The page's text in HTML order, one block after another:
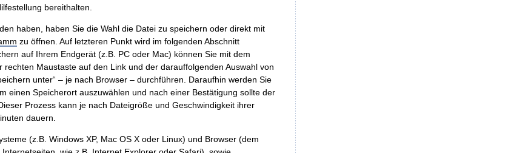
bereithalten.
haben, haben Sie die Wahl die Datei zu speichern oder direkt mit
zu öffnen. Auf letzteren Punkt wird im folgenden Abschnitt
auf Ihrem Endgerät (z.B. PC oder Mac) können Sie mit dem
rechten Maustaste auf den Link und der darauffolgenden Auswahl von
unter“ – je nach Browser – durchführen. Daraufhin werden Sie
einen Speicherort auszuwählen und nach einer Bestätigung sollte der
Prozess kann je nach Dateigröße und Geschwindigkeit ihrer
dauern.
(z.B. Windows XP, Mac OS X oder Linux) und Browser (dem